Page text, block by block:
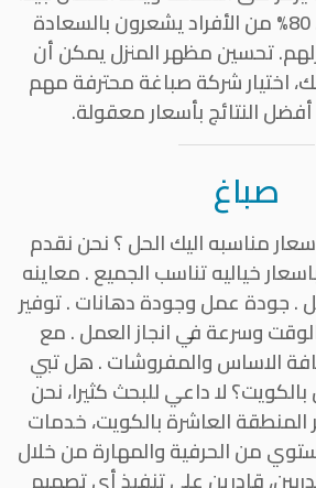
قبل البدء بالعمل. 80% من الأفراد يشعرون بالسعادة
تحسين مظهر المنزل يمكن أن
اختيار شركة صباغة محترفة مهم
النتائج بأسعار معقولة.
صباغ
مناسبه اليك الحل ؟ نحن نقدم
خياليه تناسب الجميع . معاينه
. جودة عمل وجودة دهانات . توفير
وسرعة في انجاز العمل . مع
الاساس والمفروشات . هل تبي
لا داعي للبحث كثيرا، نحن
العاشرة بالكويت، خدمات
من الحرفية والمهارة من خلال